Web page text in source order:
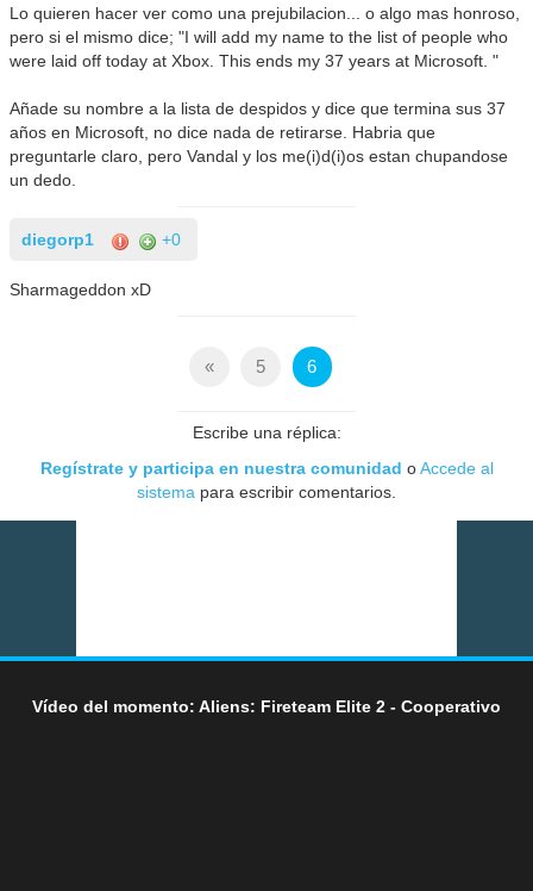
Lo quieren hacer ver como una prejubilacion... o algo mas honroso,
pero si el mismo dice; "I will add my name to the list of people who
were laid off today at Xbox. This ends my 37 years at Microsoft. "
Añade su nombre a la lista de despidos y dice que termina sus 37
años en Microsoft, no dice nada de retirarse. Habria que
preguntarle claro, pero Vandal y los me(i)d(i)os estan chupandose
un dedo.
diegorp1 +0
Sharmageddon xD
« 5 6
Escribe una réplica:
Regístrate y participa en nuestra comunidad oAccede al
sistema para escribir comentarios.
Vídeo del momento: Aliens: Fireteam Elite 2 - Cooperativo